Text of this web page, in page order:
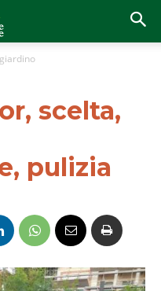
scelta,
pulizia